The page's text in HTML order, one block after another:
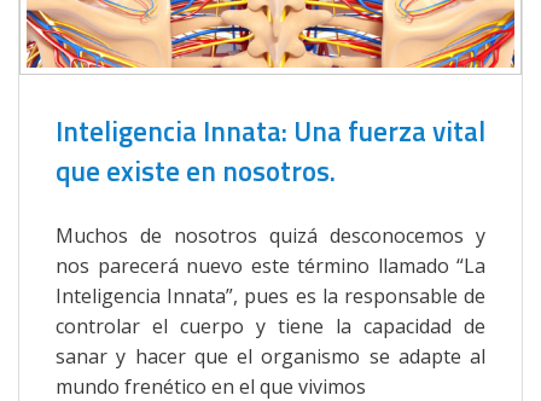
Inteligencia Innata: Una fuerza vital
que existe en nosotros.
Muchos de nosotros quizá desconocemos y
nos parecerá nuevo este término llamado “La
Inteligencia Innata”, pues es la responsable de
controlar el cuerpo y tiene la capacidad de
sanar y hacer que el organismo se adapte al
mundo frenético en el que vivimos